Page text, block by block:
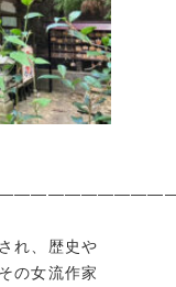
れ、歴史や
の女流作家